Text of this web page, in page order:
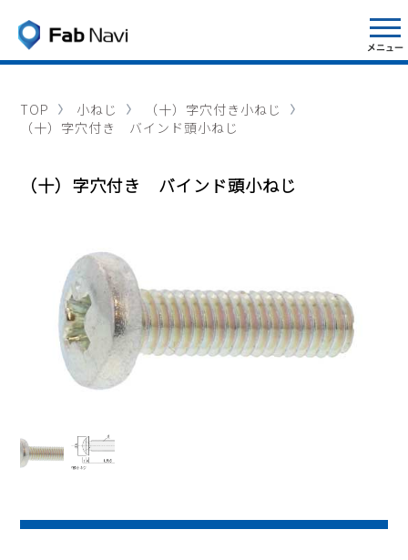
TOP 小ねじ
（十）字穴付き小ねじ
（十）字穴付き バインド頭小ねじ
（十）字穴付き バインド頭小ねじ